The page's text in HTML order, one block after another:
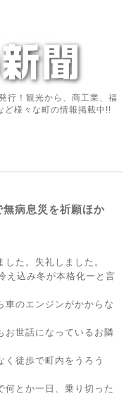
行！観光から、商工業、福
ど様々な町の情報掲載中!!
病息災を祈願ほか
た。失礼しました。
え込み冬が本格化ーと言
車のエンジンがかからな
お世話になっているお隣
く徒歩で町内をうろう
何とか一日、乗り切った